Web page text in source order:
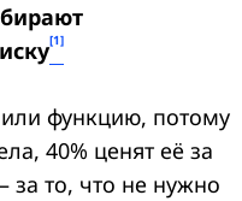
[1]
функцию, потому
40% ценят её за
за то, что не нужно